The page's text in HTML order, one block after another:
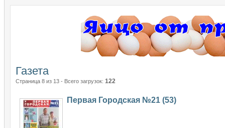
Газета
Страница 8 из 13 - Всего загрузок: 122
Первая Городская №21 (53)